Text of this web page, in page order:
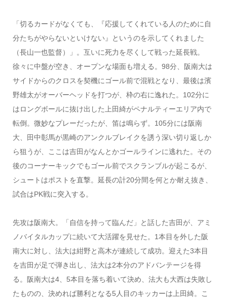
「切るカードがなくても、『応援してくれている人のために自
分たちがやらないといけない』というのを示してくれました
（長山一也監督）」。互いに死力を尽くして戦った延長戦。
徐々に中盤が空き、オープンな場面も増える。98分、阪南大は
サイドからのクロスを契機にゴール前で混戦となり、最後は濱
野雄太がオーバーヘッドを打つが、枠の右に逸れた。102分に
はロングボールに抜け出した上田綺がペナルティーエリア内で
転倒。微妙なプレーだったが、笛は鳴らず。105分には阪南
大、田中彰馬が黒崎のアンクルブレイクを誘う深い切り返しか
ら狙うが、ここは吉田がなんとかゴールラインに逃れた。その
後のコーナーキックでもゴール前でスクランブルが起こるが、
シュートはポストを直撃。延長の計20分間を何とか耐え抜き、
試合はPK戦に突入する。
先攻は阪南大。「自信を持って臨んだ」と話した吉田が、アミ
ノバイタルカップに続いて大活躍を見せた。1本目を外した阪
南大に対し、法大は紺野と高木が連続して成功。迎えた3本目
を吉田が足で弾き出し、法大は2本分のアドバンテージを得
る。阪南大は4、5本目を落ち着いて決め、法大も大西は失敗し
たものの、決めれば勝利となる5人目のキッカーは上田綺。こ